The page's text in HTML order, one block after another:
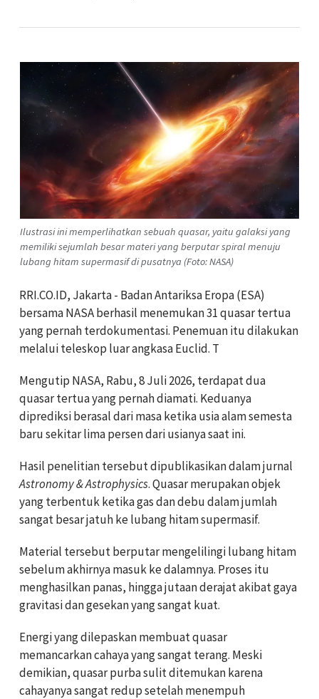
Ilustrasi ini memperlihatkan sebuah quasar, yaitu galaksi yang
memiliki sejumlah besar materi yang berputar spiral menuju
lubang hitam supermasif di pusatnya (Foto: NASA)
RRI.CO.ID, Jakarta - Badan Antariksa Eropa (ESA)
bersama NASA berhasil menemukan 31 quasar tertua
yang pernah terdokumentasi. Penemuan itu dilakukan
melalui teleskop luar angkasa Euclid. T
Mengutip NASA, Rabu, 8 Juli 2026, terdapat dua
quasar tertua yang pernah diamati. Keduanya
diprediksi berasal dari masa ketika usia alam semesta
baru sekitar lima persen dari usianya saat ini.
Hasil penelitian tersebut dipublikasikan dalam jurnal
Astronomy & Astrophysics. Quasar merupakan objek
yang terbentuk ketika gas dan debu dalam jumlah
sangat besar jatuh ke lubang hitam supermasif.
Material tersebut berputar mengelilingi lubang hitam
sebelum akhirnya masuk ke dalamnya. Proses itu
menghasilkan panas, hingga jutaan derajat akibat gaya
gravitasi dan gesekan yang sangat kuat.
Energi yang dilepaskan membuat quasar
memancarkan cahaya yang sangat terang. Meski
demikian, quasar purba sulit ditemukan karena
cahayanya sangat redup setelah menempuh